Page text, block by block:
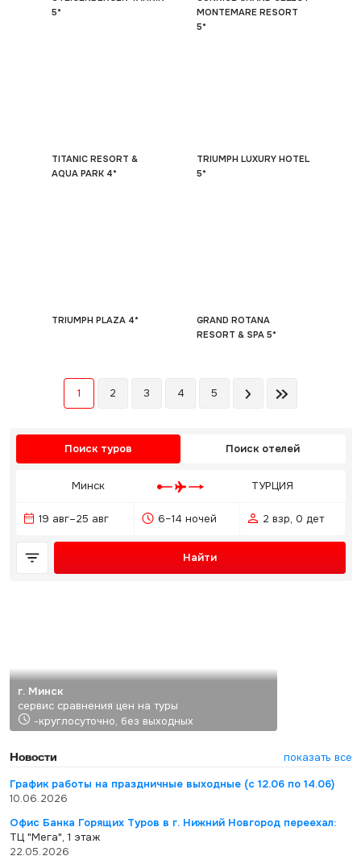
5*
MONTEMARE RESORT
5*
TITANIC RESORT &
AQUA PARK 4*
TRIUMPH LUXURY HOTEL
5*
TRIUMPH PLAZA 4*
GRAND ROTANA
RESORT & SPA 5*
1 2 3 4 5
Поиск туров Поиск отелей
Минск ТУРЦИЯ
19 авг–25 авг 6–14 ночей 2 взр, 0 дет
Найти
г. Минск
сервис сравнения цен на туры
-круглосуточно, без выходных
Новости
показать все
График работы на праздничные выходные (с 12.06 по 14.06)
10.06.2026
Офис Банка Горящих Туров в г. Нижний Новгород переехал:
ТЦ "Мега", 1 этаж
22.05.2026